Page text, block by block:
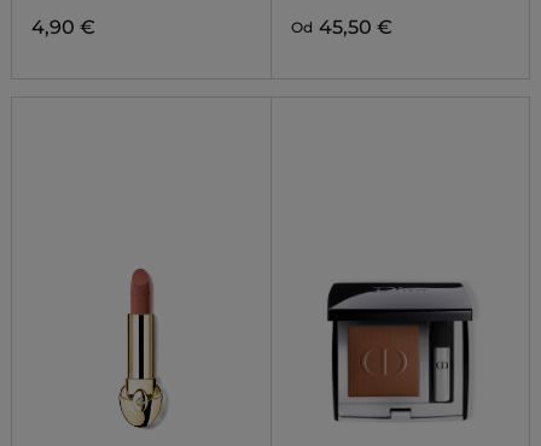
4,90 € Od 45,50 €